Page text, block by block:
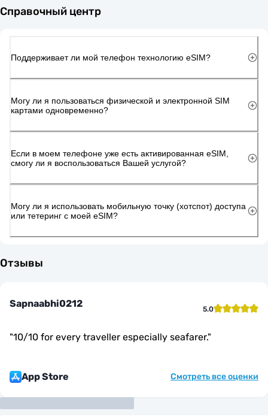
Справочный центр
Поддерживает ли мой телефон технологию eSIM?
Могу ли я пользоваться физической и электронной SIM
картами одновременно?
Если в моем телефоне уже есть активированная eSIM,
смогу ли я воспользоваться Вашей услугой?
Могу ли я использовать мобильную точку (хотспот) доступа
или тетеринг с моей eSIM?
Отзывы
Sapnaabhi0212 5.0
"10/10 for every traveller especially seafarer."
App Store Смотреть все оценки